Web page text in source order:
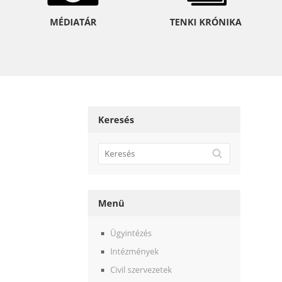
MÉDIATÁR TENKI KRÓNIKA
Keresés
Menü
Ügyintézés
Intézmények
Civil szervezetek